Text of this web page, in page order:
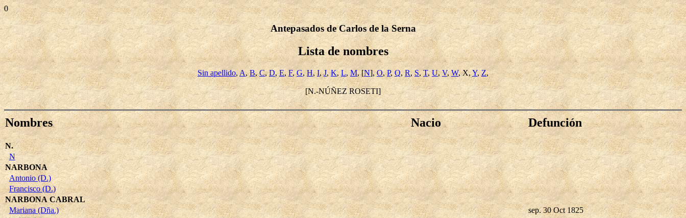
0
Antepasados de Carlos de la Serna
Lista de nombres
Sin apellido, A,B,C,D,E,F,G, H,I,J,K, L,M, [N],O,P, Q, R, S,T, U,V,W, X, Y,Z,
[N.-NÚÑEZ ROSETI]
Nombres Nacio Defunción
N.
N
NARBONA
Antonio (D.)
Francisco (D.)
NARBONA CABRAL
Mariana (Dña.)
sep. 30 Oct 1825